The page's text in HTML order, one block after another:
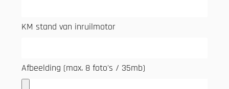
KM stand van inruilmotor
Afbeelding (max. 8 foto's / 35mb)